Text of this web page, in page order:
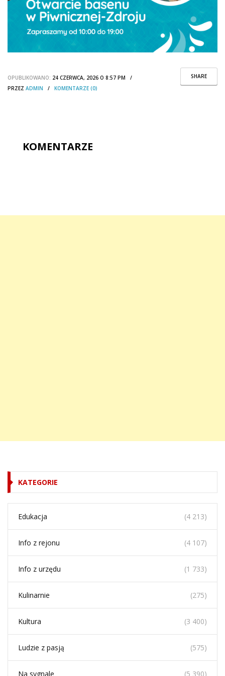
SHARE
OPUBLIKOWANO: 24 CZERWCA, 2026 O 8:57 PM /
PRZEZ ADMIN / KOMENTARZE (0)
KOMENTARZE
KATEGORIE
Edukacja (4 213)
Info z rejonu (4 107)
Info z urzędu (1 733)
Kulinarnie (275)
Kultura (3 400)
Ludzie z pasją (575)
Na sygnale (5 390)